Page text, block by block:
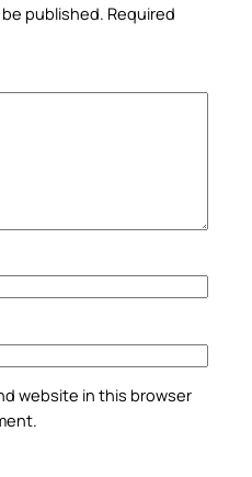
published. Required
website in this browser